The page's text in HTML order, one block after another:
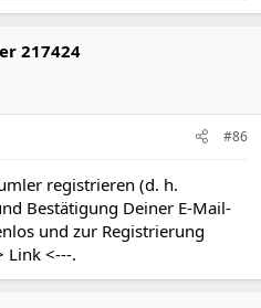
217424
#86
registrieren (d. h.
Bestätigung Deiner E-Mail-
und zur Registrierung
Link <---.